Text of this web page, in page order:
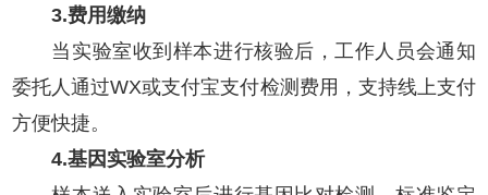
3.费用缴纳
当实验室收到样本进行核验后，工作人员会通知
委托人通过WX或支付宝支付检测费用，支持线上支付
方便快捷。
4.基因实验室分析